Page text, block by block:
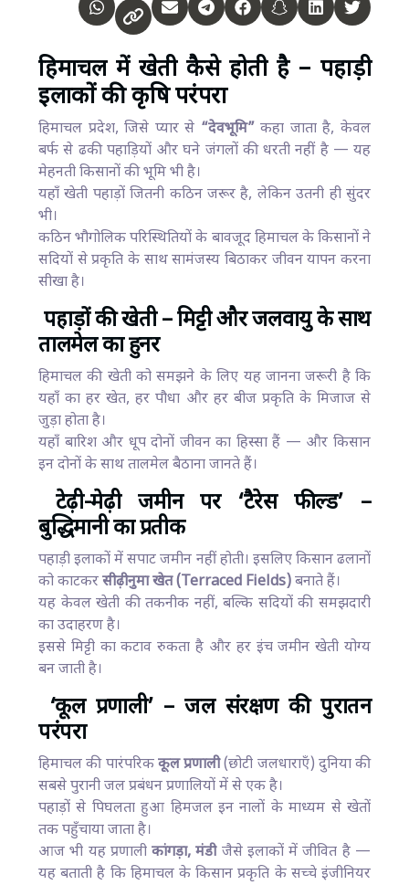
हिमाचल में खेती कैसे होती है – पहाड़ी
इलाकों की कृषि परंपरा
हिमाचल प्रदेश, जिसे प्यार से “देवभूमि”कहा जाता है, केवल
बर्फ से ढकी पहाड़ियों और घने जंगलों की धरती नहीं है — यह
मेहनती किसानों की भूमि भी है।
यहाँ खेती पहाड़ों जितनी कठिन जरूर है, लेकिन उतनी ही सुंदर
भी।
कठिन भौगोलिक परिस्थितियों के बावजूद हिमाचल के किसानों ने
सदियों से प्रकृति के साथ सामंजस्य बिठाकर जीवन यापन करना
सीखा है।
पहाड़ों की खेती – मिट्टी और जलवायु के साथ
तालमेल का हुनर
हिमाचल की खेती को समझने के लिए यह जानना जरूरी है कि
यहाँ का हर खेत, हर पौधा और हर बीज प्रकृति के मिजाज से
जुड़ा होता है।
यहाँ बारिश और धूप दोनों जीवन का हिस्सा हैं — और किसान
इन दोनों के साथ तालमेल बैठाना जानते हैं।
टेढ़ी-मेढ़ी जमीन पर ‘टैरेस फील्ड’ –
बुद्धिमानी का प्रतीक
पहाड़ी इलाकों में सपाट जमीन नहीं होती। इसलिए किसान ढलानों
को काटकरसीढ़ीनुमा खेत (Terraced Fields)बनाते हैं।
यह केवल खेती की तकनीक नहीं, बल्कि सदियों की समझदारी
का उदाहरण है।
इससे मिट्टी का कटाव रुकता है और हर इंच जमीन खेती योग्य
बन जाती है।
‘कूल प्रणाली’ – जल संरक्षण की पुरातन
परंपरा
हिमाचल की पारंपरिककूल प्रणाली(छोटी जलधाराएँ) दुनिया की
सबसे पुरानी जल प्रबंधन प्रणालियों में से एक है।
पहाड़ों से पिघलता हुआ हिमजल इन नालों के माध्यम से खेतों
तक पहुँचाया जाता है।
आज भी यह प्रणालीकांगड़ा, मंडीजैसे इलाकों में जीवित है —
यह बताती है कि हिमाचल के किसान प्रकृति के सच्चे इंजीनियर